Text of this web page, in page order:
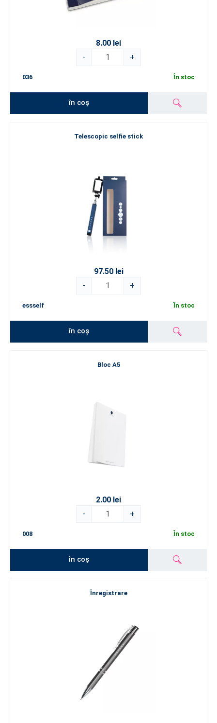
8.00 lei
-
+
036 În stoc
în coș
Telescopic selfie stick
97.50 lei
-
+
essself În stoc
în coș
Bloc A5
2.00 lei
-
+
008 În stoc
în coș
Înregistrare